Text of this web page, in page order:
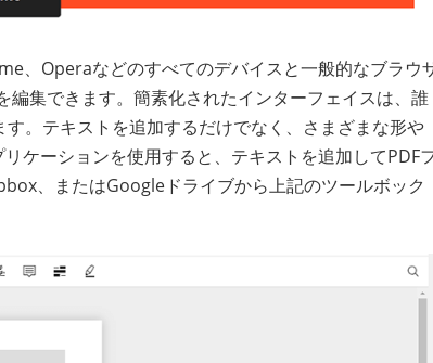
、Operaなどのすべてのデバイスと一般的なブラウ
集できます。簡素化されたインターフェイスは、誰
。テキストを追加するだけでなく、さまざまな形や
ケーションを使用すると、テキストを追加してPDF
、またはGoogleドライブから上記のツールボック